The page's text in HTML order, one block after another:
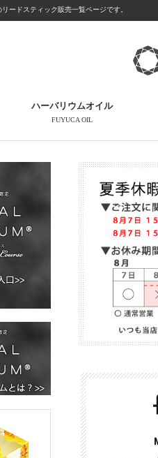
ードスティック販売一覧ページです。
ハーバリウムオイル
FUYUCA OIL